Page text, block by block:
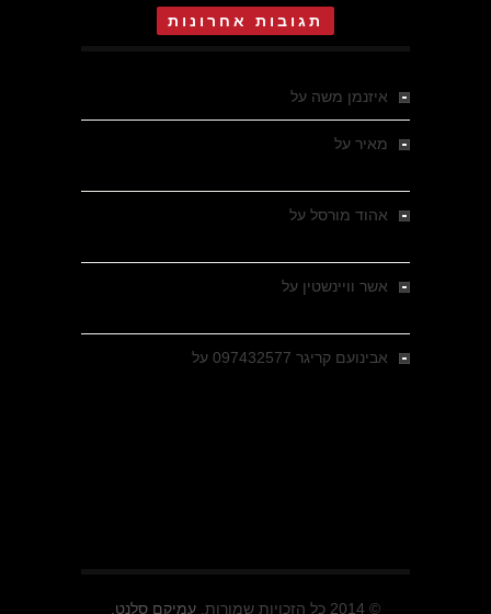
תגובות אחרונות
איזנמן משה על
מאיר על
אהוד מורסל על
אשר וויינשטין על
אבינועם קריגר 097432577 על
© 2014 כל הזכויות שמורות. עמיקם סלנט.